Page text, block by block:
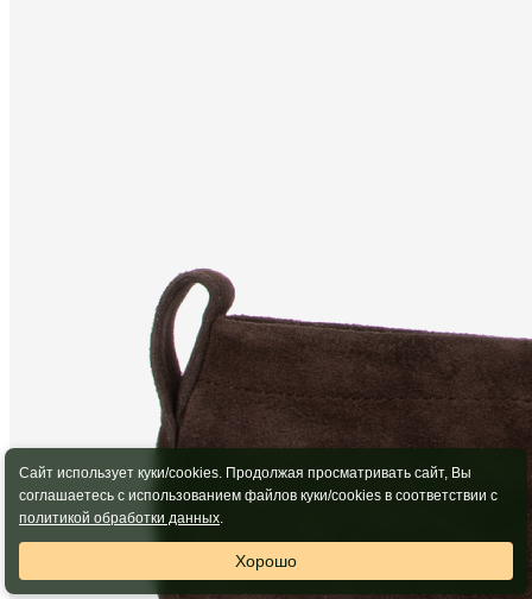
Сайт использует куки/cookies. Продолжая просматривать сайт, Вы
соглашаетесь с использованием файлов куки/cookies в соответствии с
политикой обработки данных.
Хорошо